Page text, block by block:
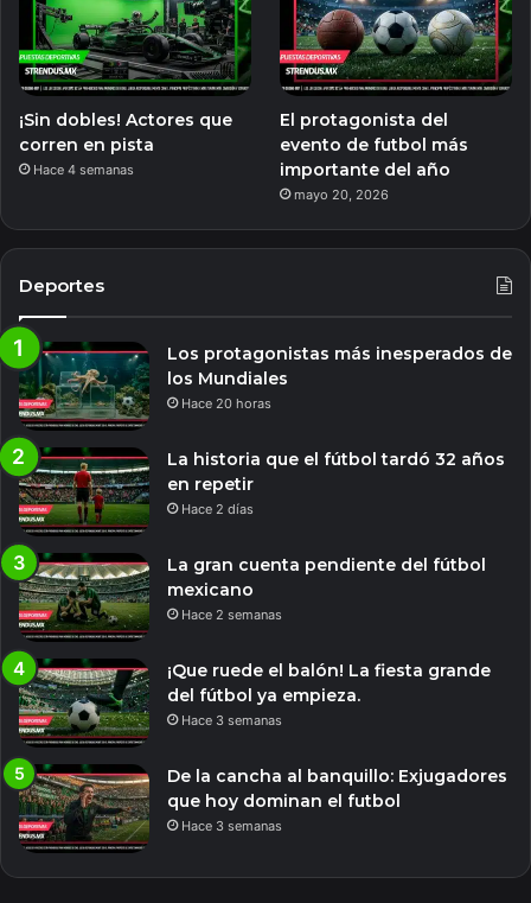
¡Sin dobles! Actores que
corren en pista
Hace 4 semanas
El protagonista del
evento de futbol más
importante del año
mayo 20, 2026
Deportes
Los protagonistas más inesperados de
los Mundiales
Hace 20 horas
La historia que el fútbol tardó 32 años
en repetir
Hace 2 días
La gran cuenta pendiente del fútbol
mexicano
Hace 2 semanas
¡Que ruede el balón! La fiesta grande
del fútbol ya empieza.
Hace 3 semanas
De la cancha al banquillo: Exjugadores
que hoy dominan el futbol
Hace 3 semanas